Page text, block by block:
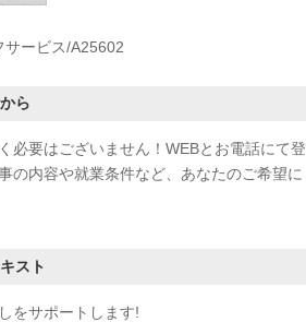
サービス/A25602
ら
必要はございません！WEBとお電話にて登
の内容や就業条件など、あなたのご希望に
スト
をサポートします!